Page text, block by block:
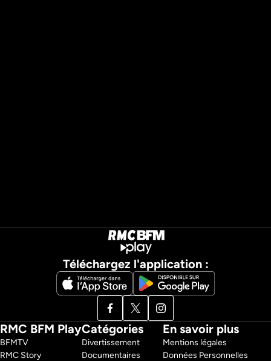
Téléchargez l'application :
RMC BFM Play
BFMTV
RMC Story
Catégories
Divertissement
Documentaires
En savoir plus
Mentions légales
Données Personnelles